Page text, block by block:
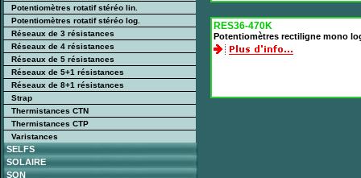
Potentiomètres rotatif stéréo lin.
Potentiomètres rotatif stéréo log.
Réseaux de 3 résistances
Réseaux de 4 résistances
Réseaux de 5 résistances
Réseaux de 5+1 résistances
Réseaux de 8+1 résistances
Strap
Thermistances CTN
Thermistances CTP
Varistances
SELFS
SOLAIRE
SON
RES36-470K
Potentiomètres rectiligne mono